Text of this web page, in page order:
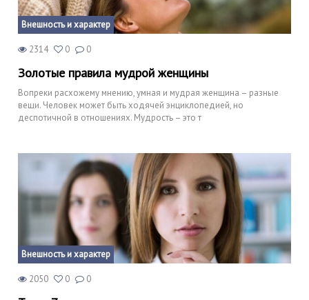
Внешность и характер
2314 0 0
Золотые правила мудрой женщины
Вопреки расхожему мнению, умная и мудрая женщина – разные
вещи. Человек может быть ходячей энциклопедией, но
деспотичной в отношениях. Мудрость – это т
Внешность и характер
2050 0 0